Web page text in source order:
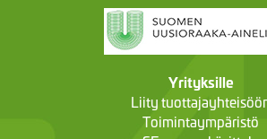
Yrityksille
Liity
Toimintaympäristö